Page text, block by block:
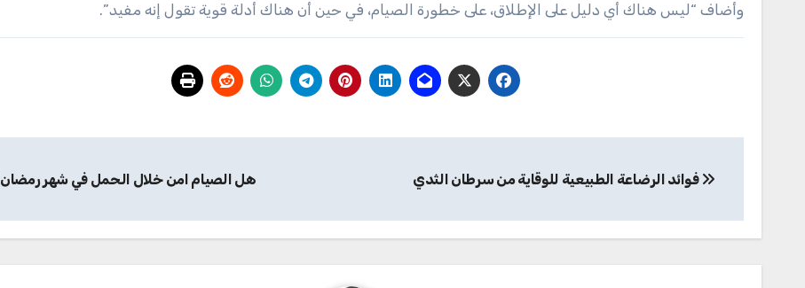
وأضاف “ليس هناك أي دليل على الإطلاق، على خطورة الصيام، في حين أن هناك أدلة قوية تقول إنه مفيد”.​
المقالات
فوائد الرضاعة الطبيعية للوقاية من سرطان الثدي هل الصيام امن خلال الحمل في شهر رمضان